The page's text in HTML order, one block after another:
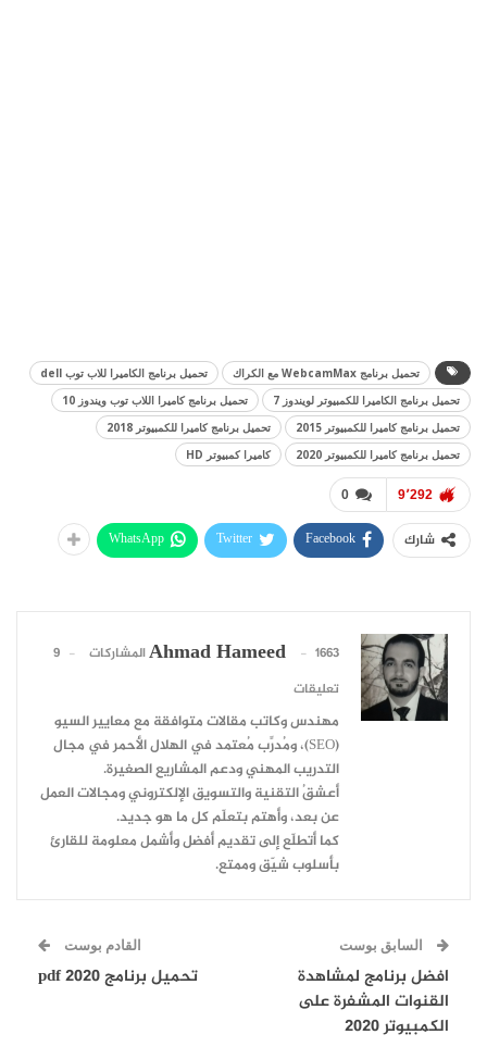
تحميل برنامج WebcamMax مع الكراك
تحميل برنامج الكاميرا للاب توب dell
تحميل برنامج الكاميرا للكمبيوتر لويندوز 7
تحميل برنامج كاميرا اللاب توب ويندوز 10
تحميل برنامج كاميرا للكمبيوتر 2015
تحميل برنامج كاميرا للكمبيوتر 2018
تحميل برنامج كاميرا للكمبيوتر 2020
كاميرا كمبيوتر HD
0 9٬292
شارك Facebook
Twitter
WhatsApp
Ahmad Hameed 1663 المشاركات
9
تعليقات
مهندس وكاتب مقالات متوافقة مع معايير السيو
(SEO)، ومُدرِّب مُعتمد في الهلال الأحمر في مجال
التدريب المهني ودعم المشاريع الصغيرة.
أعشقُ التقنية والتسويق الإلكتروني ومجالات العمل
عن بعد، وأهتم بتعلّم كل ما هو جديد.
كما أتطلّع إلى تقديم أفضل وأشمل معلومة للقارئ
بأسلوب شيّق وممتع.
السابق بوست
افضل برنامج لمشاهدة
القنوات المشفرة على
الكمبيوتر 2020
القادم بوست
تحميل برنامج pdf 2020